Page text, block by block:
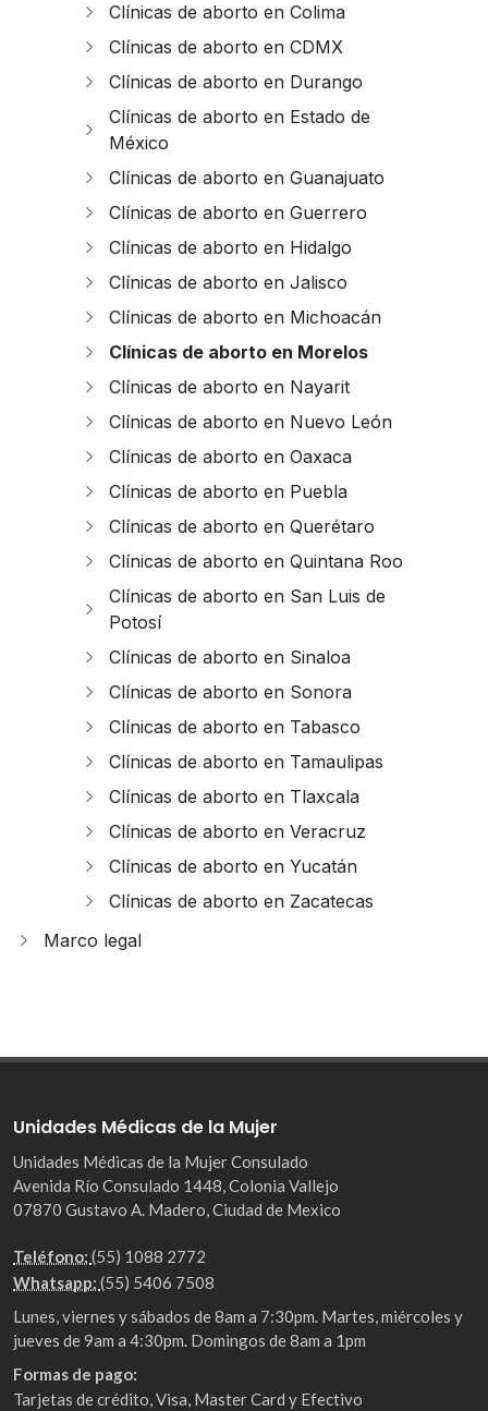
Clínicas de aborto en Colima
Clínicas de aborto en CDMX
Clínicas de aborto en Durango
Clínicas de aborto en Estado de
México
Clínicas de aborto en Guanajuato
Clínicas de aborto en Guerrero
Clínicas de aborto en Hidalgo
Clínicas de aborto en Jalisco
Clínicas de aborto en Michoacán
Clínicas de aborto en Morelos
Clínicas de aborto en Nayarit
Clínicas de aborto en Nuevo León
Clínicas de aborto en Oaxaca
Clínicas de aborto en Puebla
Clínicas de aborto en Querétaro
Clínicas de aborto en Quintana Roo
Clínicas de aborto en San Luis de
Potosí
Clínicas de aborto en Sinaloa
Clínicas de aborto en Sonora
Clínicas de aborto en Tabasco
Clínicas de aborto en Tamaulipas
Clínicas de aborto en Tlaxcala
Clínicas de aborto en Veracruz
Clínicas de aborto en Yucatán
Clínicas de aborto en Zacatecas
Marco legal
Unidades Médicas de la Mujer
Unidades Médicas de la Mujer Consulado
Avenida Río Consulado 1448, Colonia Vallejo
07870 Gustavo A. Madero, Ciudad de Mexico
Teléfono: (55) 1088 2772
Whatsapp: (55) 5406 7508
Lunes, viernes y sábados de 8am a 7:30pm. Martes, miércoles y
jueves de 9am a 4:30pm. Domingos de 8am a 1pm
Formas de pago:
Tarjetas de crédito, Visa, Master Card y Efectivo